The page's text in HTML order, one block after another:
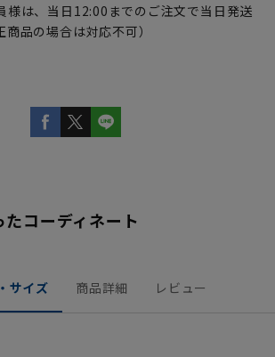
様は、当日12:00までのご注文で当日発送
品の場合は対応不可）
コーディネート
サイズ 商品詳細 レビュー